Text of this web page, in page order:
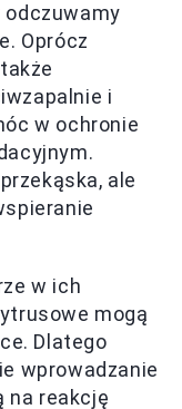
odczuwamy
Oprócz
i
w ochronie
ale
w ich
mogą
Dlatego
wprowadzanie
na reakcję